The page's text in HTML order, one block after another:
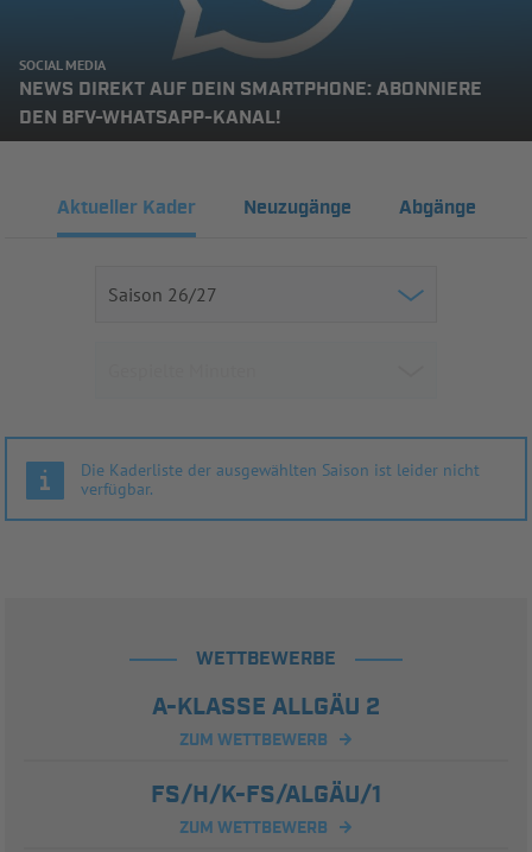
SOCIAL MEDIA
NEWS DIREKT AUF DEIN SMARTPHONE: ABONNIERE
DEN BFV-WHATSAPP-KANAL!
Aktueller Kader Neuzugänge Abgänge
Die Kaderliste der ausgewählten Saison ist leider nicht
verfügbar.
WETTBEWERBE
A-KLASSE ALLGÄU 2
ZUM WETTBEWERB
FS/H/K-FS/ALGÄU/1
ZUM WETTBEWERB